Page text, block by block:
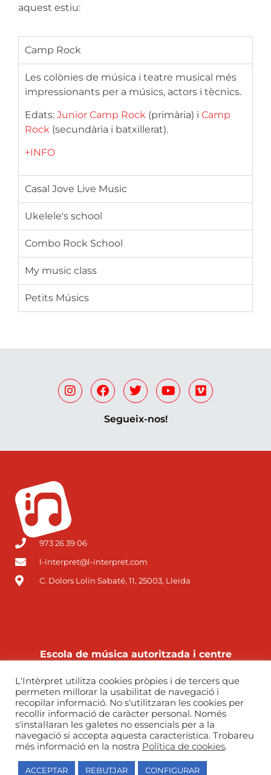
aquest estiu:
Camp Rock
Les colònies de música i teatre musical més
impressionants per a músics, actors i tècnics.
Edats: Junior Camp Rock (primària) i Camp
Rock (secundària i batxillerat).
+INFO
Casal Jove Live Music
Ukelele's school
Combo Rock School
My music class
Petits Músics
Segueix-nos!
973 26 39 06
l-interpret@l-interpret.com
C. Dolors Lolín Sabaté, 11, 25003, Lleida
Escola de música autoritzada i centre
Departament d’Educació de la Generalitat de
Catalunya
L'Intèrpret utilitza cookies pròpies i de tercers que
permeten millorar la usabilitat de navegació i
recopilar informació. No s'utilitzaran les cookies per
recollir informació de caràcter personal. Només
s'instal·laran les galetes no essencials per a la
navegació si accepta aquesta característica. Trobareu
més informació en la nostra Política de cookies.
ACCEPTAR REBUTJAR CONFIGURAR